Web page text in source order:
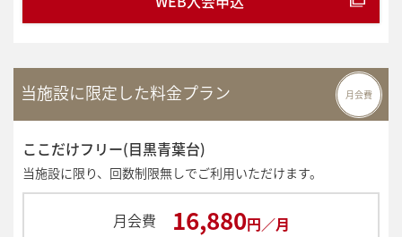
当施設に限定した料金プラン 月会費
ここだけフリー(目黒青葉台)
当施設に限り、回数制限無しでご利用いただけます。
月会費 16,880円／月